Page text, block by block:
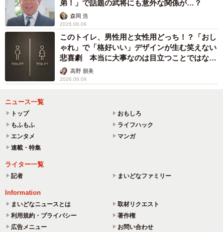
弟！」で話題の武将にも意外な関係が…？
森岡 浩
2026.08.09
このトイレ、男性用と女性用どっち！？「おし
ゃれ」で「格好いい」デザインが生む笑えない
悲喜劇 本当に大事なのは目立つことではな
く…高野 朋美
2026.08.09
ニュース一覧
トップ
おもしろ
もふもふ
ライフハック
エンタメ
マンガ
連載・特集
ライター一覧
記者 まいどなファミリー
Information
まいどなニュースとは
取材リクエスト
利用規約・プライバシー
著作権
広告メニュー
お問い合わせ